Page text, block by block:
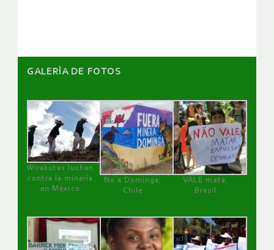
GALERÌA DE FOTOS
Wirakutas luchan
contra la minería
en México
No a Dominga,
Chile
VALE mata,
Brasil